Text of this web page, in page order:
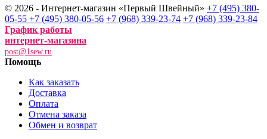
© 2026 - Интернет-магазин «Первый Швейный» +7 (495) 380-
05-55 +7 (495) 380-05-56 +7 (968) 339-23-74 +7 (968) 339-23-84
График работы
интернет-магазина
post@1sew.ru
Помощь
Как заказать
Доставка
Оплата
Отмена заказа
Обмен и возврат